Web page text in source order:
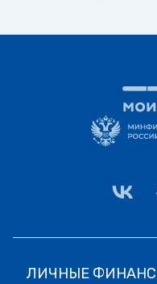
ЛИЧНЫЕ